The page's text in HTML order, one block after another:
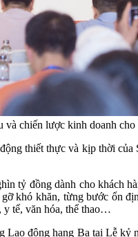
chiến lược kinh doanh
thiết thực và kịp thời
tỷ đồng dành cho khách
khó khăn, từng bước ổn
y tế, văn hóa, thể thao…
động hạng Ba tại Lễ kỷ